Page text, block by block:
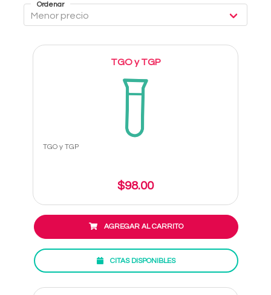
Ordenar
TGO y TGP
TGO y TGP
$98.00
AGREGAR AL CARRITO
CITAS DISPONIBLES